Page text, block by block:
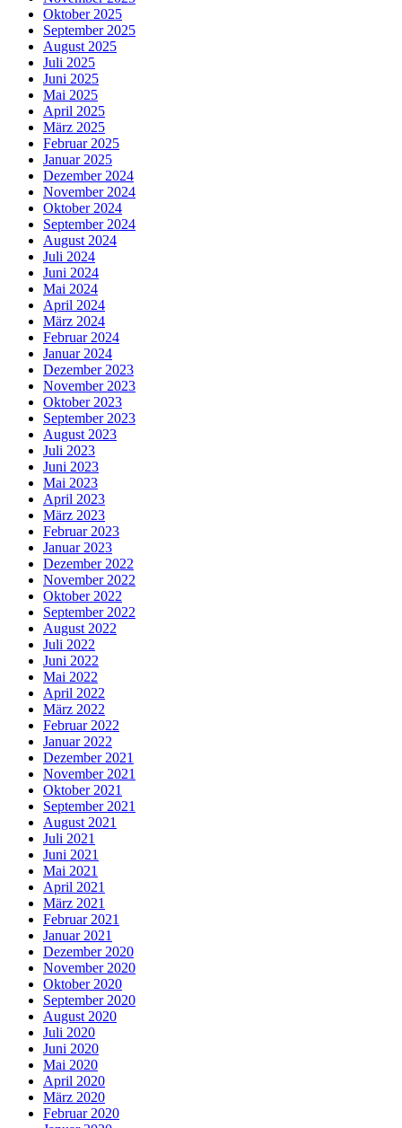
Oktober 2025
September 2025
August 2025
Juli 2025
Juni 2025
Mai 2025
April 2025
März 2025
Februar 2025
Januar 2025
Dezember 2024
November 2024
Oktober 2024
September 2024
August 2024
Juli 2024
Juni 2024
Mai 2024
April 2024
März 2024
Februar 2024
Januar 2024
Dezember 2023
November 2023
Oktober 2023
September 2023
August 2023
Juli 2023
Juni 2023
Mai 2023
April 2023
März 2023
Februar 2023
Januar 2023
Dezember 2022
November 2022
Oktober 2022
September 2022
August 2022
Juli 2022
Juni 2022
Mai 2022
April 2022
März 2022
Februar 2022
Januar 2022
Dezember 2021
November 2021
Oktober 2021
September 2021
August 2021
Juli 2021
Juni 2021
Mai 2021
April 2021
März 2021
Februar 2021
Januar 2021
Dezember 2020
November 2020
Oktober 2020
September 2020
August 2020
Juli 2020
Juni 2020
Mai 2020
April 2020
März 2020
Februar 2020